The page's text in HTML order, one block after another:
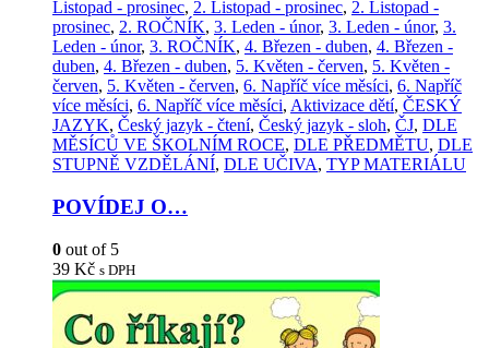
Listopad - prosinec, 2. Listopad - prosinec, 2. Listopad -
prosinec, 2. ROČNÍK, 3. Leden - únor, 3. Leden - únor, 3.
Leden - únor, 3. ROČNÍK, 4. Březen - duben, 4. Březen -
duben, 4. Březen - duben, 5. Květen - červen, 5. Květen -
červen, 5. Květen - červen, 6. Napříč více měsíci, 6. Napříč
více měsíci, 6. Napříč více měsíci, Aktivizace dětí, ČESKÝ
JAZYK, Český jazyk - čtení, Český jazyk - sloh, ČJ, DLE
MĚSÍCŮ VE ŠKOLNÍM ROCE, DLE PŘEDMĚTU, DLE
STUPNĚ VZDĚLÁNÍ, DLE UČIVA, TYP MATERIÁLU
POVÍDEJ O…
0 out of 5
39 Kč s DPH